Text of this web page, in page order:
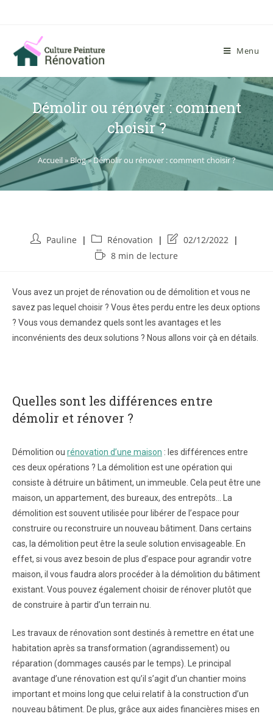
Menu
Démolir ou rénover : comment
choisir ?
Accueil» Blog»Démolir ou rénover : comment choisir ?
Pauline Rénovation
02/12/2022
8 min de lecture
Vous avez un projet de rénovation ou de démolition et vous ne
savez pas lequel choisir ? Vous êtes perdu entre les deux options
? Vous vous demandez quels sont les avantages et les
inconvénients des deux solutions ? Nous allons voir çà en détails.
Quelles sont les différences entre
démolir et rénover ?
Démolition ou rénovation d’une maison : les différences entre
ces deux opérations ? La démolition est une opération qui
consiste à détruire un bâtiment, un immeuble. Cela peut être une
maison, un appartement, des bureaux, des entrepôts… La
démolition est souvent utilisée pour libérer de l’espace pour
construire ou reconstruire un nouveau bâtiment. Dans certains
cas, la démolition peut être la seule solution envisageable. En
effet, si vous avez besoin de plus d’espace pour agrandir votre
maison, il vous faudra alors procéder à la démolition du bâtiment
existant. Vous pouvez également choisir de rénover plutôt que
de construire à partir d’un terrain nu.
Les travaux de rénovation sont destinés à remettre en état une
habitation après sa transformation (agrandissement) ou
réparation (dommages causés par le temps). Le principal
avantage d’une rénovation est qu’il s’agit d’un chantier moins
important et moins long que celui relatif à la construction d’un
nouveau bâtiment. De plus, grâce aux aides financières mises en